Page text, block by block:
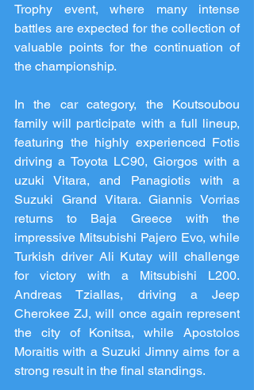
Trophy event, where many intense
battles are expected for the collection of
valuable points for the continuation of
the championship.
In the car category, the Koutsoubou
family will participate with a full lineup,
featuring the highly experienced Fotis
driving a Toyota LC90, Giorgos with a
uzuki Vitara, and Panagiotis with a
Suzuki Grand Vitara. Giannis Vorrias
returns to Baja Greece with the
impressive Mitsubishi Pajero Evo, while
Turkish driver Ali Kutay will challenge
for victory with a Mitsubishi L200.
Andreas Tziallas, driving a Jeep
Cherokee ZJ, will once again represent
the city of Konitsa, while Apostolos
Moraitis with a Suzuki Jimny aims for a
strong result in the final standings.